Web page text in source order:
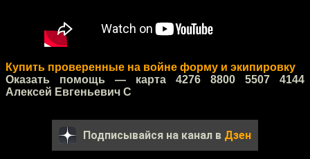
Купить проверенные на войне форму и экипировку
Оказать помощь — карта 4276 8800 5507 4144
Алексей Евгеньевич С
Подписывайся на канал в Дзен